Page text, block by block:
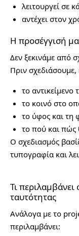
λειτουργεί σε
αντέχει στον
Η προσέγγισή
Δεν ξεκινάμε από
Πριν
το αντικείμενο
το κοινό στο
το ύφος και τη
το πού και πώς
Ο σχεδιασμός
τυπογραφία και
Τι
ταυτότητας
Ανάλογα με το
περιλαμβάνει: